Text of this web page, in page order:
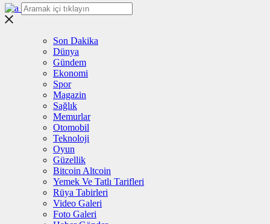
Son Dakika
Dünya
Gündem
Ekonomi
Spor
Magazin
Sağlık
Memurlar
Otomobil
Teknoloji
Oyun
Güzellik
Bitcoin Altcoin
Yemek Ve Tatlı Tarifleri
Rüya Tabirleri
Video Galeri
Foto Galeri